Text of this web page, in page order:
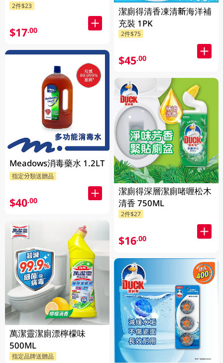
2件$23
$17.00
Meadows消毒藥水 1.2LT
指定分類送贈品
$40.00
萬潔靈潔廁漂檸檬味
500ML
指定品牌送贈品
潔廁得清香凍清新海洋補
充裝 1PK
2件$75
$45.00
潔廁得深層潔廁啫喱松木
清香 750ML
2件$27
$16.00